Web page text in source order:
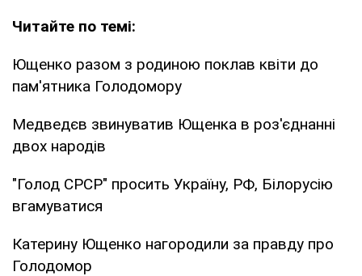
Читайте по темі:
Ющенко разом з родиною поклав квіти до
пам'ятника Голодомору
Медведєв звинуватив Ющенка в роз'єднанні
двох народів
"Голод СРСР" просить Україну, РФ, Білорусію
вгамуватися
Катерину Ющенко нагородили за правду про
Голодомор